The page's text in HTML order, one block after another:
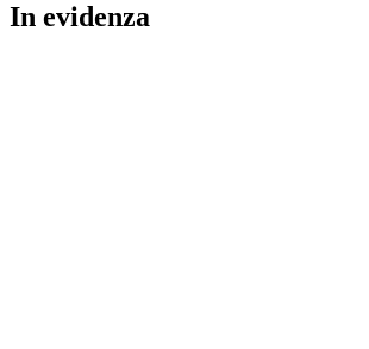
In evidenza